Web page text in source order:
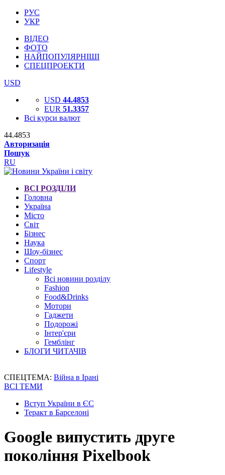
РУС
УКР
ВІДЕО
ФОТО
НАЙПОПУЛЯРНІШІ
СПЕЦПРОЕКТИ
USD
USD 44.4853
EUR 51.3357
Всі курси валют
44.4853
Авторизація
Пошук
RU
ВСІ РОЗДІЛИ
Головна
Україна
Місто
Світ
Бізнес
Наука
Шоу-бізнес
Спорт
Lifestyle
Всі новини розділу
Fashion
Food&Drinks
Мотори
Гаджети
Подорожі
Інтер'єри
Гемблінг
БЛОГИ ЧИТАЧІВ
СПЕЦТЕМА: Війна в Ірані
ВСІ ТЕМИ
Вступ України в ЄС
Теракт в Барселоні
Google випустить друге
покоління Pixelbook